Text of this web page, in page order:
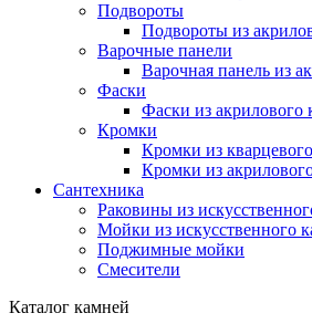
Подвороты
Подвороты из
Варочные панели
Варочная панель из
Фаски
Фаски из акрилового
Кромки
Кромки из
Кромки из
Сантехника
Раковины из
Мойки из искусственного
Поджимные мойки
Смесители
Каталог камней